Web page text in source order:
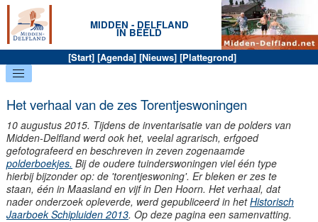
MIDDEN - DELFLAND
IN BEELD
[Start] [Agenda] [Nieuws] [Plattegrond]
Het verhaal van de zes Torentjeswoningen
10 augustus 2015. Tijdens de inventarisatie van de polders van
Midden-Delfland werd ook het, veelal agrarisch, erfgoed
gefotografeerd en beschreven in zeven zogenaamde
polderboekjes. Bij de oudere tuinderswoningen viel één type
hierbij bijzonder op: de 'torentjeswoning'. Er bleken er zes te
staan, één in Maasland en vijf in Den Hoorn. Het verhaal, dat
nader onderzoek opleverde, werd gepubliceerd in hetHistorisch
Jaarboek Schipluiden 2013. Op deze pagina een samenvatting.